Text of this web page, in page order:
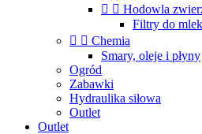
  Hodowla
Filtry do
  Chemia
Smary, oleje i płyny
Ogród
Zabawki
Hydraulika siłowa
Outlet
Outlet